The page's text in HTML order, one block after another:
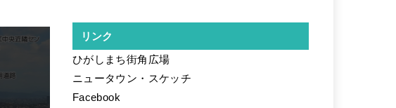
リンク
ひがしまち街角広場
ニュータウン・スケッチ
Facebook